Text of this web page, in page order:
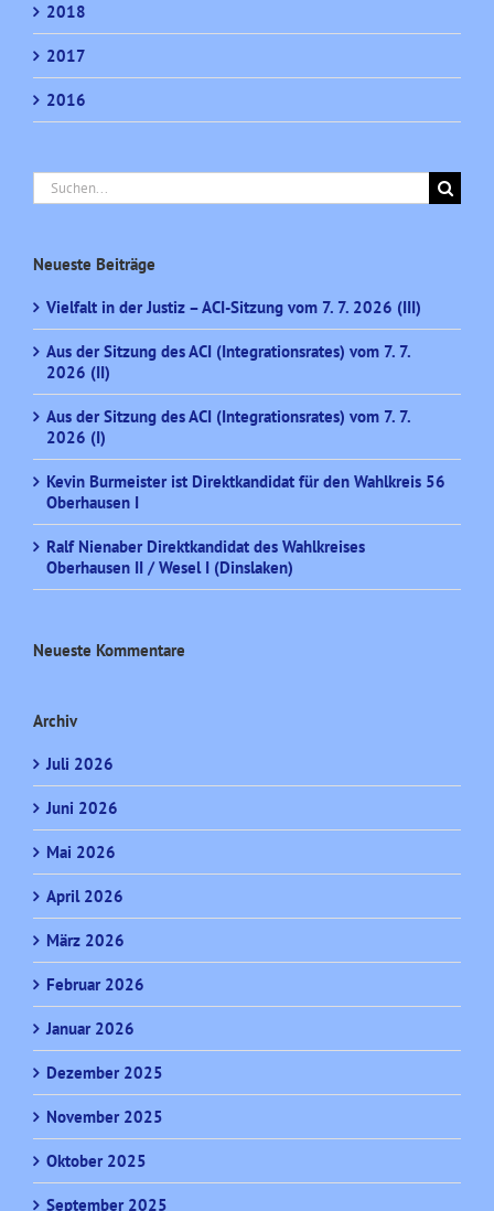
2018
2017
2016
Suche
nach:
Neueste Beiträge
Vielfalt in der Justiz – ACI-Sitzung vom 7. 7. 2026 (III)
Aus der Sitzung des ACI (Integrationsrates) vom 7. 7.
2026 (II)
Aus der Sitzung des ACI (Integrationsrates) vom 7. 7.
2026 (I)
Kevin Burmeister ist Direktkandidat für den Wahlkreis 56
Oberhausen I
Ralf Nienaber Direktkandidat des Wahlkreises
Oberhausen II / Wesel I (Dinslaken)
Neueste Kommentare
Archiv
Juli 2026
Juni 2026
Mai 2026
April 2026
März 2026
Februar 2026
Januar 2026
Dezember 2025
November 2025
Oktober 2025
September 2025